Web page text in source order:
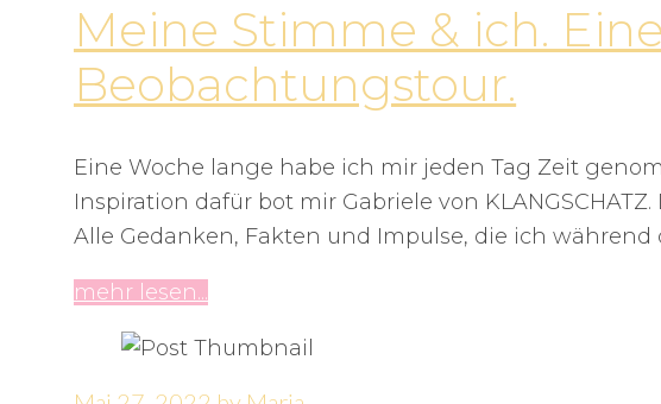
Meine Stimme & ich.
Beobachtungstour.
Eine Woche lange habe ich mir jeden Tag Zeit
Inspiration dafür bot mir Gabriele von
Alle Gedanken, Fakten und Impulse, die ich
mehr lesen...